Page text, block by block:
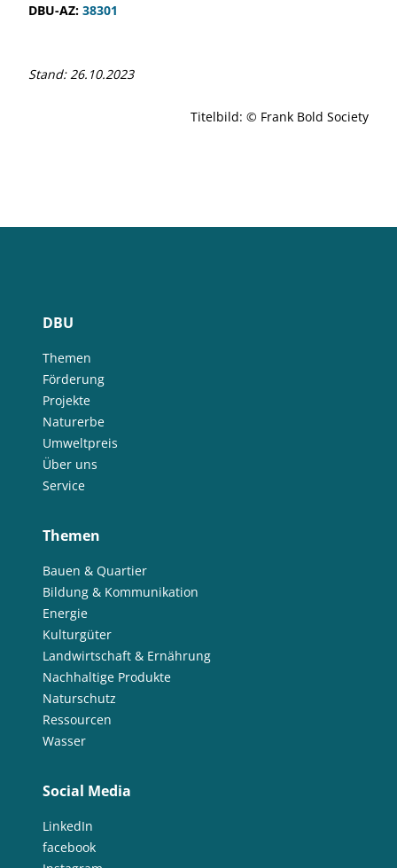
DBU-AZ: 38301
Stand: 26.10.2023
Titelbild: © Frank Bold Society
DBU
Themen
Förderung
Projekte
Naturerbe
Umweltpreis
Über uns
Service
Themen
Bauen & Quartier
Bildung & Kommunikation
Energie
Kulturgüter
Landwirtschaft & Ernährung
Nachhaltige Produkte
Naturschutz
Ressourcen
Wasser
Social Media
LinkedIn
facebook